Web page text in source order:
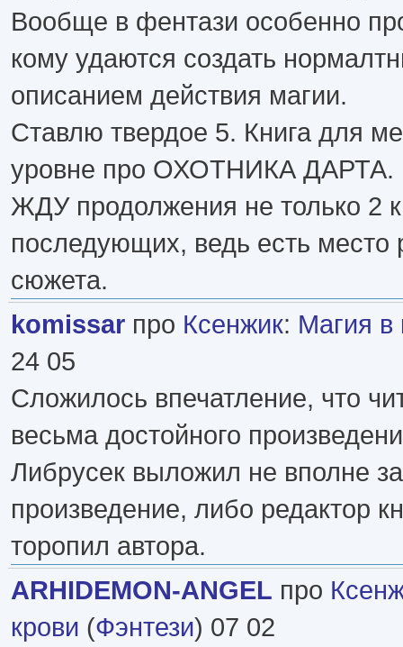
Вообще в фентази особенно
кому удаются создать
описанием действия магии.
Ставлю твердое 5. Книга для
уровне про ОХОТНИКА ДАРТА.
ЖДУ продолжения не только 2
последующих, ведь есть место
сюжета.
komissar про Ксенжик: Магия в
24 05
Сложилось впечатление, что
весьма достойного
Либрусек выложил не вполне
произведение, либо редактор
торопил автора.
ARHIDEMON-ANGEL про
крови (Фэнтези) 07 02